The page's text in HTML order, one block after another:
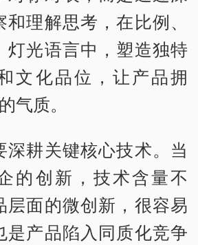
理解思考，在比例、
灯光语言中，塑造独特
文化品位，让产品拥
气质。
耕关键核心技术。当
的创新，技术含量不
层面的微创新，很容易
是产品陷入同质化竞争